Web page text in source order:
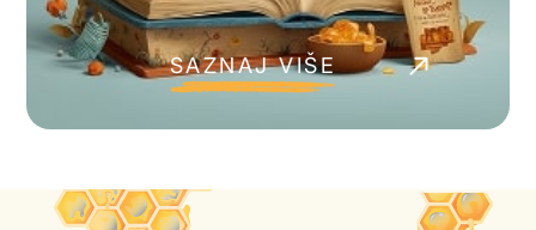
SAZNAJ VIŠE